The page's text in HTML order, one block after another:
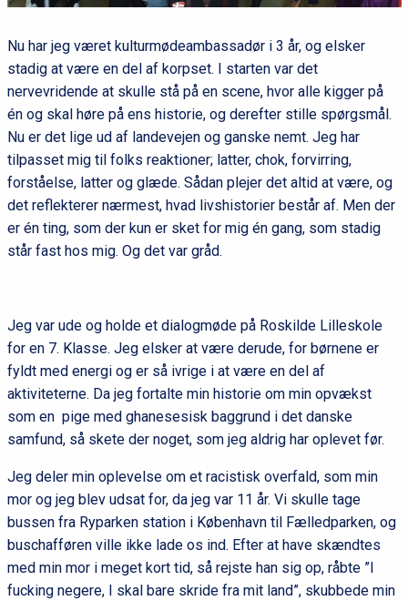
Nu har jeg været kulturmødeambassadør i 3 år, og elsker
stadig at være en del af korpset. I starten var det
nervevridende at skulle stå på en scene, hvor alle kigger på
én og skal høre på ens historie, og derefter stille spørgsmål.
Nu er det lige ud af landevejen og ganske nemt. Jeg har
tilpasset mig til folks reaktioner; latter, chok, forvirring,
forståelse, latter og glæde. Sådan plejer det altid at være, og
det reflekterer nærmest, hvad livshistorier består af. Men der
er én ting, som der kun er sket for mig én gang, som stadig
står fast hos mig. Og det var gråd.
Jeg var ude og holde et dialogmøde på Roskilde Lilleskole
for en 7. Klasse. Jeg elsker at være derude, for børnene er
fyldt med energi og er så ivrige i at være en del af
aktiviteterne. Da jeg fortalte min historie om min opvækst
som en pige med ghanesesisk baggrund i det danske
samfund, så skete der noget, som jeg aldrig har oplevet før.
Jeg deler min oplevelse om et racistisk overfald, som min
mor og jeg blev udsat for, da jeg var 11 år. Vi skulle tage
bussen fra Ryparken station i København til Fælledparken, og
buschafføren ville ikke lade os ind. Efter at have skændtes
med min mor i meget kort tid, så rejste han sig op, råbte ”I
fucking negere, I skal bare skride fra mit land”, skubbede min